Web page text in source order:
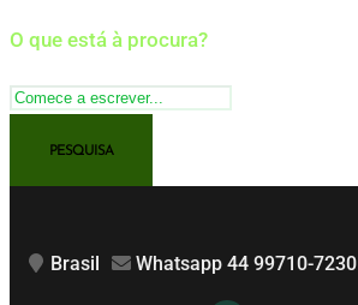
O que está à procura?
Brasil Whatsapp 44 99710-7230